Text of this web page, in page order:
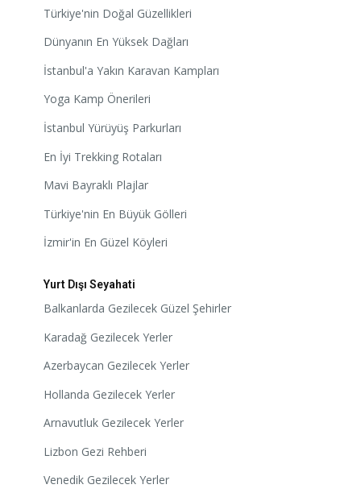
Türkiye'nin Doğal Güzellikleri
Dünyanın En Yüksek Dağları
İstanbul'a Yakın Karavan Kampları
Yoga Kamp Önerileri
İstanbul Yürüyüş Parkurları
En İyi Trekking Rotaları
Mavi Bayraklı Plajlar
Türkiye'nin En Büyük Gölleri
İzmir'in En Güzel Köyleri
Yurt Dışı Seyahati
Balkanlarda Gezilecek Güzel Şehirler
Karadağ Gezilecek Yerler
Azerbaycan Gezilecek Yerler
Hollanda Gezilecek Yerler
Arnavutluk Gezilecek Yerler
Lizbon Gezi Rehberi
Venedik Gezilecek Yerler